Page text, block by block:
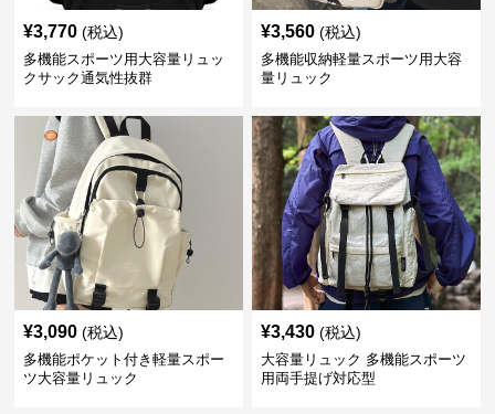
¥3,770 (税込)
多機能スポーツ用大容量リュッ
クサック通気性抜群
¥3,560 (税込)
多機能収納軽量スポーツ用大容
量リュック
¥3,090 (税込)
多機能ポケット付き軽量スポー
ツ大容量リュック
¥3,430 (税込)
大容量リュック 多機能スポーツ
用両手提げ対応型